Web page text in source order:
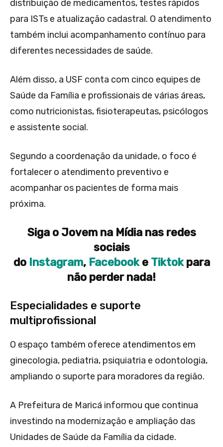
distribuição de medicamentos, testes rápidos
para ISTs e atualização cadastral. O atendimento
também inclui acompanhamento contínuo para
diferentes necessidades de saúde.
Além disso, a USF conta com cinco equipes de
Saúde da Família e profissionais de várias áreas,
como nutricionistas, fisioterapeutas, psicólogos
e assistente social.
Segundo a coordenação da unidade, o foco é
fortalecer o atendimento preventivo e
acompanhar os pacientes de forma mais
próxima.
Siga o Jovem na Mídia nas redes
sociais
do Instagram, Facebooke Tiktokpara
não perder nada!
Especialidades e suporte
multiprofissional
O espaço também oferece atendimentos em
ginecologia, pediatria, psiquiatria e odontologia,
ampliando o suporte para moradores da região.
A Prefeitura de Maricá informou que continua
investindo na modernização e ampliação das
Unidades de Saúde da Família da cidade.